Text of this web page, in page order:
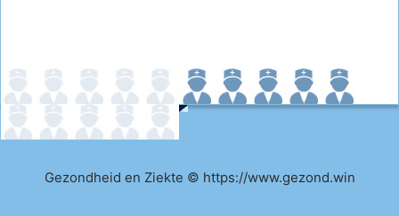
Gezondheid en Ziekte © https://www.gezond.win